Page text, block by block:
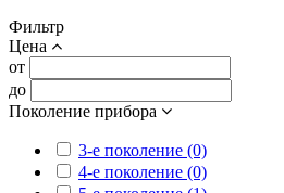
Фильтр
Цена
от
до
Поколение прибора
3-е поколение (0)
4-е поколение (0)